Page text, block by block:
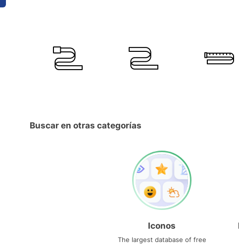
Buscar en otras categorías
Iconos
The largest database of free